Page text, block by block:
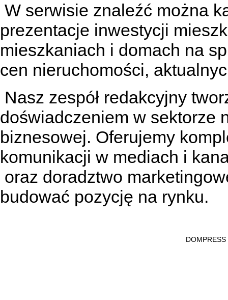
W serwisie znaleźć można
prezentacje inwestycji
mieszkaniach i domach na
cen nieruchomości,
Nasz zespół redakcyjny
doświadczeniem w sektorze
biznesowej. Oferujemy
komunikacji w mediach i
oraz doradztwo
budować pozycję na rynku.